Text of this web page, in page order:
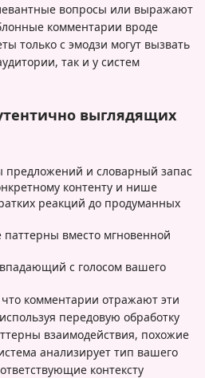
вопросы или выражают
комментарии вроде
только с эмодзи могут вызвать
так и у систем
выглядящих
предложений и словарный запас
контенту и нише
реакций до продуманных
вместо мгновенной
с голосом вашего
комментарии отражают эти
передовую обработку
взаимодействия, похожие
анализирует тип вашего
контексту